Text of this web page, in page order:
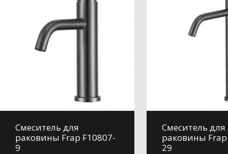
Смеситель для
раковины Frap F10807-
9
Смеситель для
раковины Frap
29